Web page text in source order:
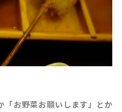
「お野菜お願いします」とか